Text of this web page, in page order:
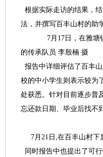
根据实际走访的结果，
法，并撰写百丰山村的助
7月17日，在雅塘镇百
的传
报告中详细评估了百丰
校的中小学生则表示较为
处获悉。针对目前逐步普
忘还款日期、毕业后找不
7月21日,在百丰山村下
同时报告中也提出了可